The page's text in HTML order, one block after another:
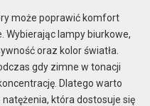
może poprawić komfort
Wybierając lampy biurkowe,
oraz kolor światła.
gdy zimne w tonacji
Dlatego warto
która dostosuje się